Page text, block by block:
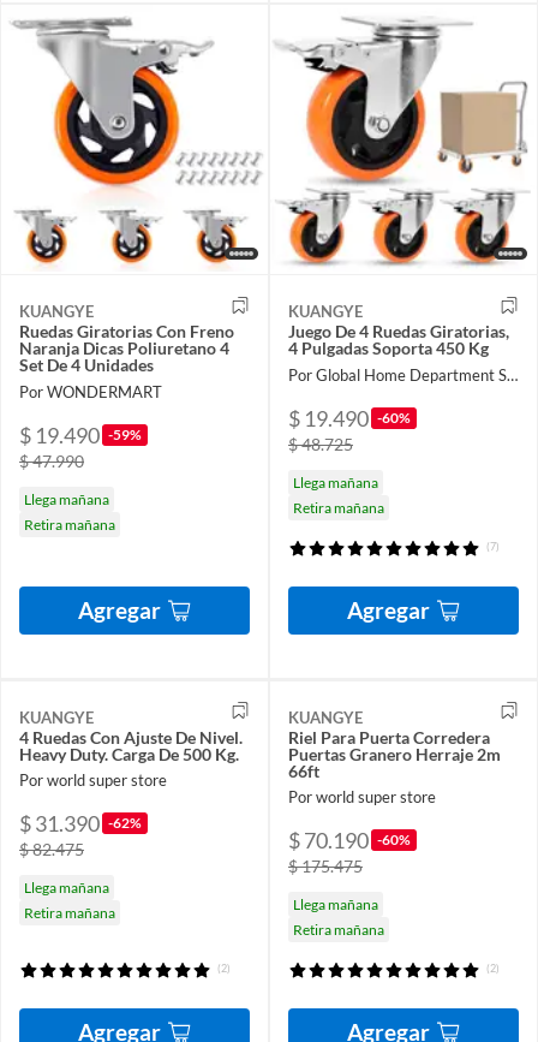
KUANGYE
Ruedas Giratorias Con Freno
Naranja Dicas Poliuretano 4
Set De 4 Unidades
Por WONDERMART
$ 19.490 -59%
$ 47.990
Llega mañana
Retira mañana
Agregar
KUANGYE
Juego De 4 Ruedas Giratorias,
4 Pulgadas Soporta 450 Kg
Por Global Home Department Store
$ 19.490 -60%
$ 48.725
Llega mañana
Retira mañana
(7)
Agregar
KUANGYE
4 Ruedas Con Ajuste De Nivel.
Heavy Duty. Carga De 500 Kg.
Por world super store
$ 31.390 -62%
$ 82.475
Llega mañana
Retira mañana
(2)
Agregar
KUANGYE
Riel Para Puerta Corredera
Puertas Granero Herraje 2m
66ft
Por world super store
$ 70.190 -60%
$ 175.475
Llega mañana
Retira mañana
(2)
Agregar